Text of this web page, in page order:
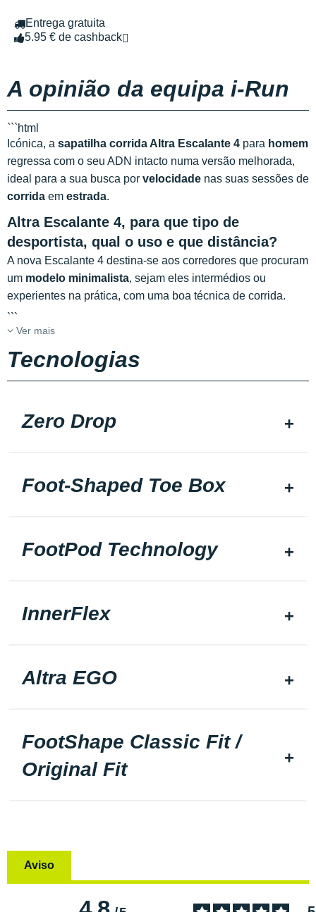
Entrega gratuita
5.95 € de cashback
A opinião da equipa i-Run
```html
Icónica, a sapatilha corrida Altra Escalante 4 para homem
regressa com o seu ADN intacto numa versão melhorada,
ideal para a sua busca por velocidade nas suas sessões de
corrida em estrada.
Altra Escalante 4, para que tipo de
desportista, qual o uso e que distância?
A nova Escalante 4 destina-se aos corredores que procuram
um modelo minimalista, sejam eles intermédios ou
experientes na prática, com uma boa técnica de corrida.
```
Ver mais
Tecnologias
Zero Drop
Foot-Shaped Toe Box
FootPod Technology
InnerFlex
Altra EGO
FootShape Classic Fit /
Original Fit
Aviso